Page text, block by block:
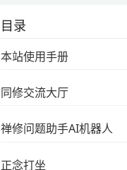
目录
本站使用手册
同修交流大厅
禅修问题助手AI机器人
正念打坐